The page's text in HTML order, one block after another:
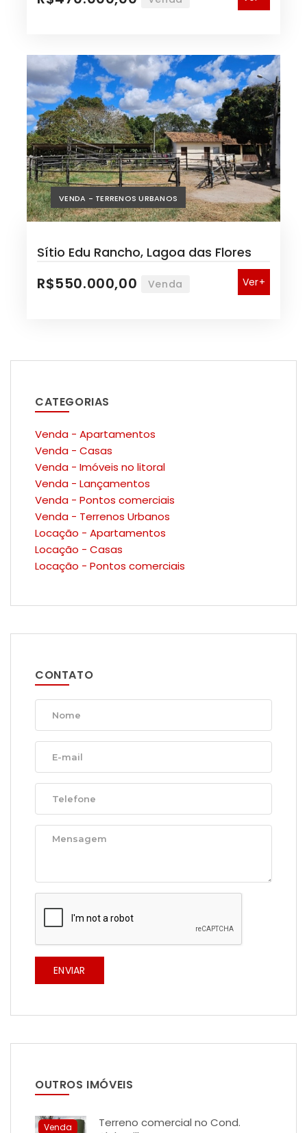
VENDA - TERRENOS URBANOS
Sítio Edu Rancho, Lagoa das Flores
R$550.000,00 Venda Ver+
CATEGORIAS
Venda - Apartamentos
Venda - Casas
Venda - Imóveis no litoral
Venda - Lançamentos
Venda - Pontos comerciais
Venda - Terrenos Urbanos
Locação - Apartamentos
Locação - Casas
Locação - Pontos comerciais
CONTATO
ENVIAR
OUTROS IMÓVEIS
Venda
Terreno comercial no Cond.